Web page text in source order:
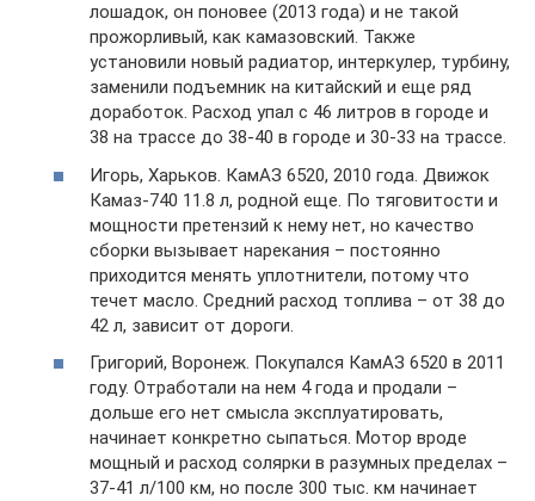
лошадок, он поновее (2013 года) и не такой
прожорливый, как камазовский. Также
установили новый радиатор, интеркулер, турбину,
заменили подъемник на китайский и еще ряд
доработок. Расход упал с 46 литров в городе и
38 на трассе до 38-40 в городе и 30-33 на трассе.
Игорь, Харьков. КамАЗ 6520, 2010 года. Движок
Камаз-740 11.8 л, родной еще. По тяговитости и
мощности претензий к нему нет, но качество
сборки вызывает нарекания – постоянно
приходится менять уплотнители, потому что
течет масло. Средний расход топлива – от 38 до
42 л, зависит от дороги.
Григорий, Воронеж. Покупался КамАЗ 6520 в 2011
году. Отработали на нем 4 года и продали –
дольше его нет смысла эксплуатировать,
начинает конкретно сыпаться. Мотор вроде
мощный и расход солярки в разумных пределах –
37-41 л/100 км, но после 300 тыс. км начинает